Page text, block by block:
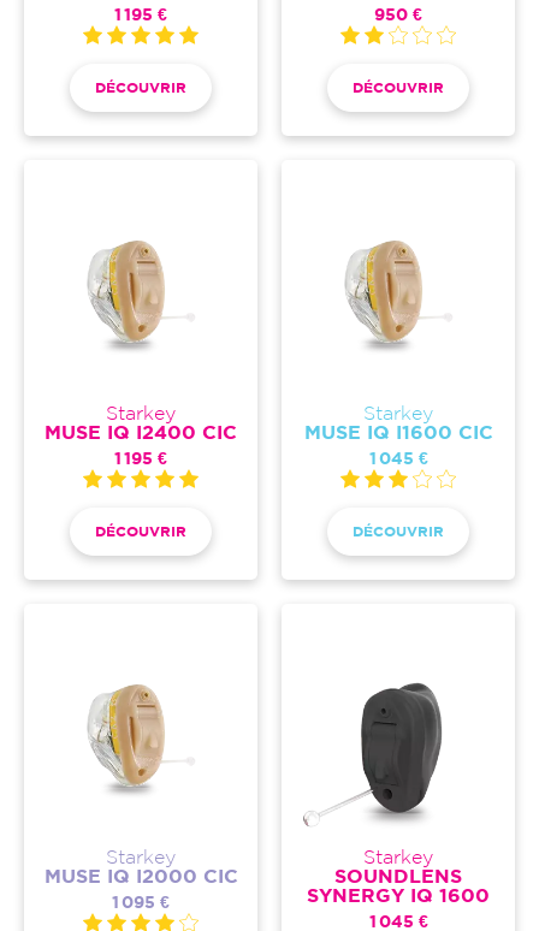
1 195 €
DÉCOUVRIR
950 €
DÉCOUVRIR
Starkey
MUSE IQ I2400 CIC
1 195 €
DÉCOUVRIR
Starkey
MUSE IQ I1600 CIC
1 045 €
DÉCOUVRIR
Starkey
MUSE IQ I2000 CIC
1 095 €
Starkey
SOUNDLENS
SYNERGY IQ 1600
1 045 €